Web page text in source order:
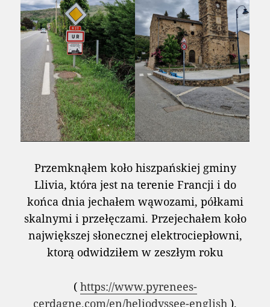
Przemknąłem koło hiszpańskiej gminy
Llivia, która jest na terenie Francji i do
końca dnia jechałem wąwozami, półkami
skalnymi i przełęczami. Przejechałem koło
największej słonecznej elektrociepłowni,
ktorą odwidziłem w zeszłym roku
( https://www.pyrenees-
cerdagne.com/en/heliodyssee-english ).